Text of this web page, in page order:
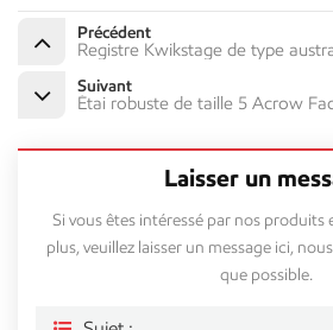
Précédent
Registre Kwikstage de type
Suivant
Étai robuste de taille 5 Acrow
Laisser un
Si vous êtes intéressé par nos produits
plus, veuillez laisser un message ici,
que possible.